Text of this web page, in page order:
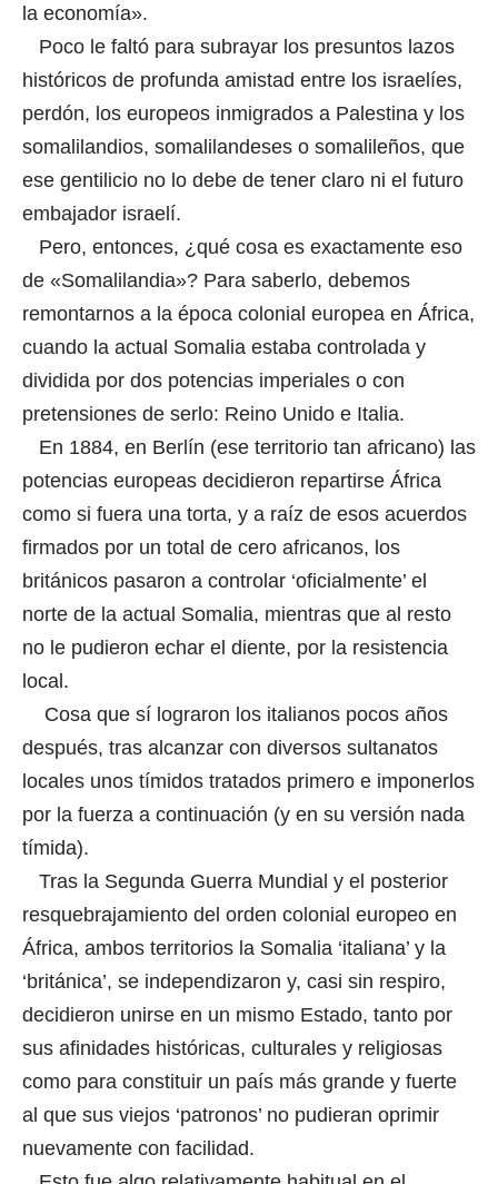
la economía».
Poco le faltó para subrayar los presuntos lazos
históricos de profunda amistad entre los israelíes,
perdón, los europeos inmigrados a Palestina y los
somalilandios, somalilandeses o somalileños, que
ese gentilicio no lo debe de tener claro ni el futuro
embajador israelí.
Pero, entonces, ¿qué cosa es exactamente eso
de «Somalilandia»? Para saberlo, debemos
remontarnos a la época colonial europea en África,
cuando la actual Somalia estaba controlada y
dividida por dos potencias imperiales o con
pretensiones de serlo: Reino Unido e Italia.
En 1884, en Berlín (ese territorio tan africano) las
potencias europeas decidieron repartirse África
como si fuera una torta, y a raíz de esos acuerdos
firmados por un total de cero africanos, los
británicos pasaron a controlar ‘oficialmente’ el
norte de la actual Somalia, mientras que al resto
no le pudieron echar el diente, por la resistencia
local.
Cosa que sí lograron los italianos pocos años
después, tras alcanzar con diversos sultanatos
locales unos tímidos tratados primero e imponerlos
por la fuerza a continuación (y en su versión nada
tímida).
Tras la Segunda Guerra Mundial y el posterior
resquebrajamiento del orden colonial europeo en
África, ambos territorios la Somalia ‘italiana’ y la
‘británica’, se independizaron y, casi sin respiro,
decidieron unirse en un mismo Estado, tanto por
sus afinidades históricas, culturales y religiosas
como para constituir un país más grande y fuerte
al que sus viejos ‘patronos’ no pudieran oprimir
nuevamente con facilidad.